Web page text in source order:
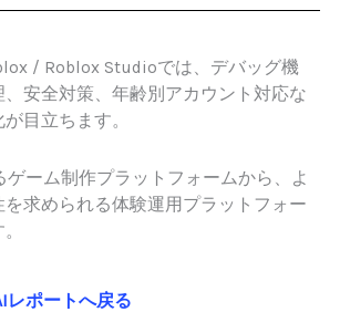
/ Roblox Studioでは、デバッグ機
安全対策、年齢別アカウント対応な
目立ちます。
ゲーム制作プラットフォームから、よ
を求められる体験運用プラットフォー
ポートへ戻る